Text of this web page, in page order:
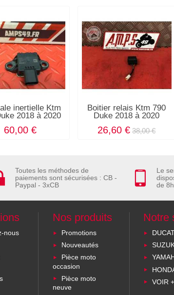
inertielle Ktm
2018 à 2020
60,00 €
Boitier relais Ktm 790
Duke 2018 à 2020
26,60 € 38,00 €
Toutes les méthodes de
paiements sont sécurisées : CB -
Paypal - 3xCB
Le
de
nous
Nos produits
Promotions
Nouveautés
Pièce moto
occasion
Pièce moto
neuve
Notre
VOIR +